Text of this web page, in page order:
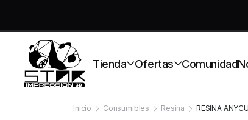
Tienda Ofertas Comunidad
Inicio Consumibles Resina RESINA